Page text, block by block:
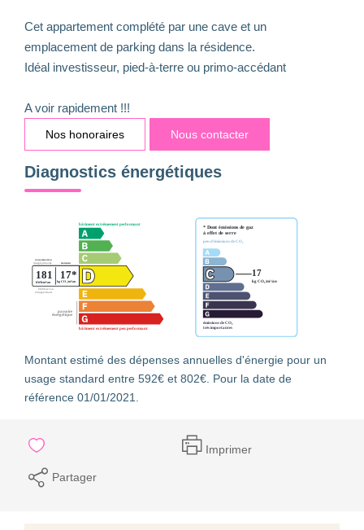
Cet appartement complété par une cave et un
emplacement de parking dans la résidence.
Idéal investisseur, pied-à-terre ou primo-accédant
A voir rapidement !!!
Nos honoraires Nous contacter
Diagnostics énergétiques
Montant estimé des dépenses annuelles d'énergie pour un
usage standard entre 592€ et 802€. Pour la date de
référence 01/01/2021.
Imprimer
Partager